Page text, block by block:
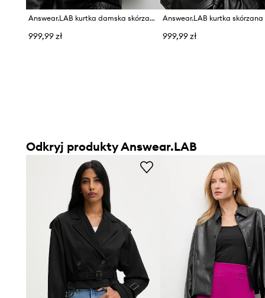
Answear.LAB kurtka damska skórzana LUMA
999,99 zł
Answear.LAB kurtka skórzana
999,99 zł
Odkryj produkty Answear.LAB